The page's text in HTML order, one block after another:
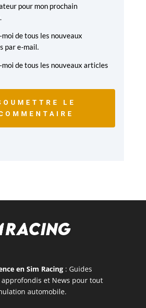
pour mon prochain
de tous les nouveaux
par e-mail.
moi de tous les nouveaux articles
LE
en Sim Racing: Guides
approfondis et News pour tout
automobile.